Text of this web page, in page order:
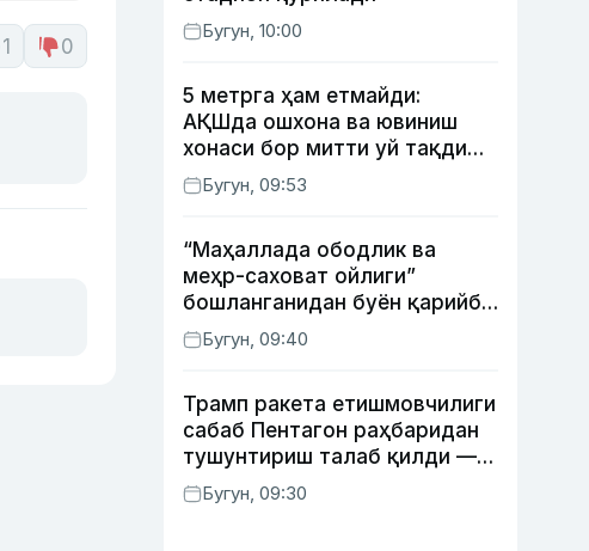
1 0
Бугун, 10:00
5 метрга ҳам етмайди:
АҚШда ошхона ва ювиниш
хонаси бор митти уй тақдим
этилди
Бугун, 09:53
“Маҳаллада ободлик ва
меҳр-саховат ойлиги”
бошланганидан буён қарийб
350 та экологик
ҳуқуқбузарлик аниқланди
Бугун, 09:40
Трамп ракета етишмовчилиги
сабаб Пентагон раҳбаридан
тушунтириш талаб қилди —
WPБугун, 09:30